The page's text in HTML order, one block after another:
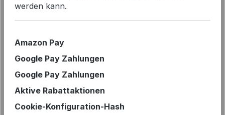
werden kann.
Amazon Pay
Google Pay Zahlungen
Google Pay Zahlungen
Aktive Rabattaktionen
Cookie-Konfiguration-Hash